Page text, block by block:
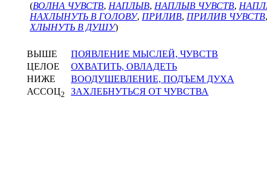
(ВОЛНА ЧУВСТВ, НАПЛЫВ, НАПЛЫВ ЧУВСТВ,
НАХЛЫНУТЬ В ГОЛОВУ, ПРИЛИВ, ПРИЛИВ ЧУВСТВ
ХЛЫНУТЬ В ДУШУ)
ВЫШЕ
ПОЯВЛЕНИЕ МЫСЛЕЙ, ЧУВСТВ
ЦЕЛОЕ
ОХВАТИТЬ, ОВЛАДЕТЬ
НИЖЕ
ВООДУШЕВЛЕНИЕ, ПОДЪЕМ ДУХА
АССОЦ2 ЗАХЛЕБНУТЬСЯ ОТ ЧУВСТВА